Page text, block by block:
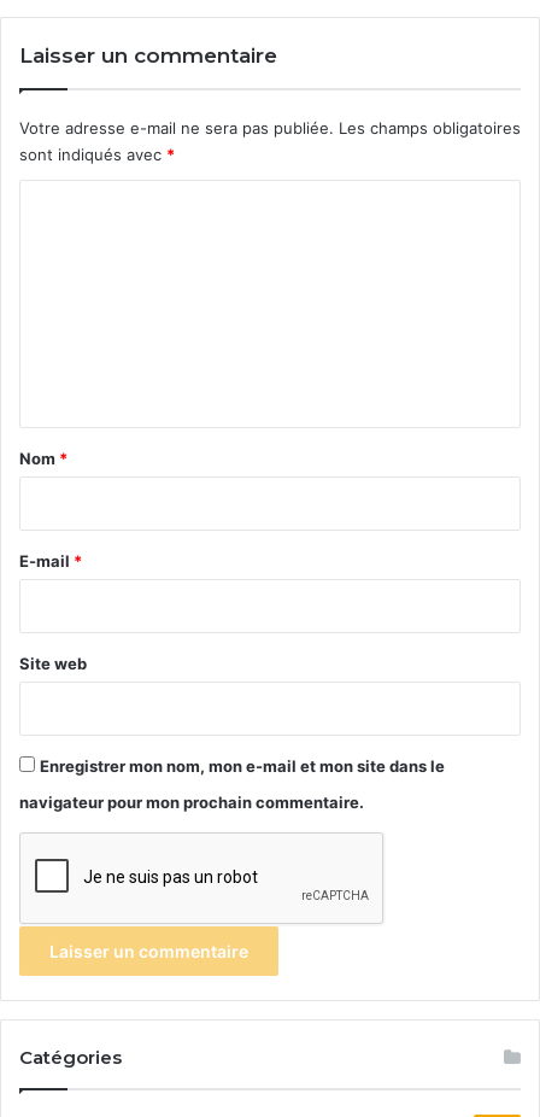
Laisser un commentaire
Votre adresse e-mail ne sera pas publiée. Les champs obligatoires
sont indiqués avec *
a
e
Nom *
E-mail *
Site web
Enregistrer mon nom, mon e-mail et mon site dans le
navigateur pour mon prochain commentaire.
Catégories